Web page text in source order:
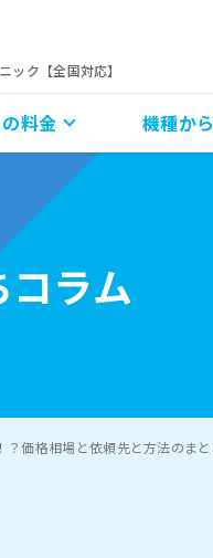
ク【全国対応】
料金 機種か
ラム
価格相場と依頼先と方法のま